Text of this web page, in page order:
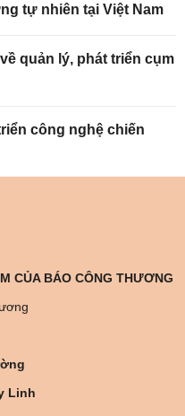
tự nhiên tại Việt Nam
quản lý, phát triển cụm
công nghệ chiến
CỦA BÁO CÔNG THƯƠNG
Linh